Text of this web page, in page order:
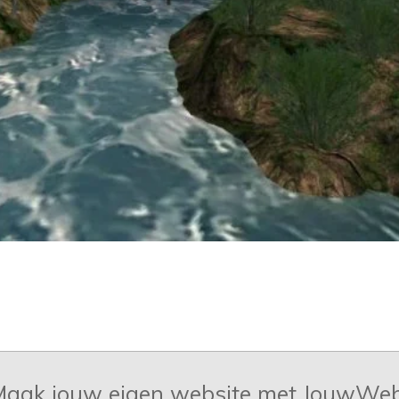
jouw eigen website met